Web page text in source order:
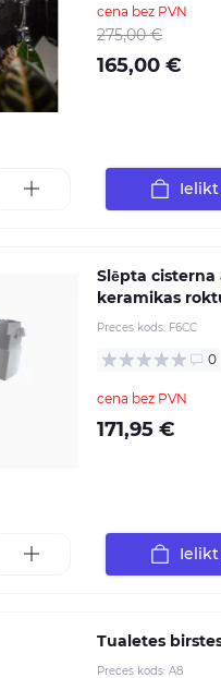
cena bez PVN
275,00 €
165,00 €
Ielikt
Slēpta
keramikas
Preces kods: F6CC
0
cena bez PVN
171,95 €
Ielikt
Tualetes
Preces kods: A8